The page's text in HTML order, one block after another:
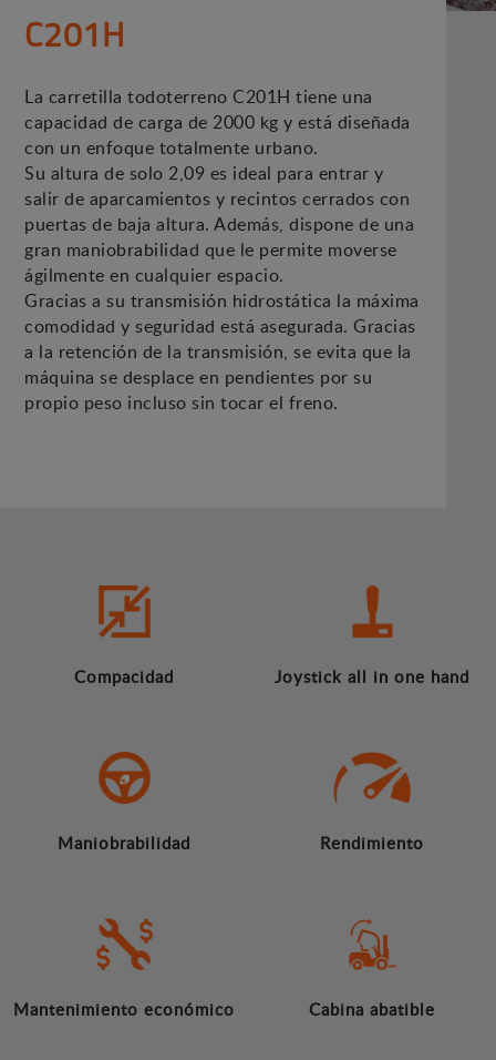
C201H
La carretilla todoterreno C201H tiene una
capacidad de carga de 2000 kg y está diseñada
con un enfoque totalmente urbano.
Su altura de solo 2,09 es ideal para entrar y
salir de aparcamientos y recintos cerrados con
puertas de baja altura. Además, dispone de una
gran maniobrabilidad que le permite moverse
ágilmente en cualquier espacio.
Gracias a su transmisión hidrostática la máxima
comodidad y seguridad está asegurada. Gracias
a la retención de la transmisión, se evita que la
máquina se desplace en pendientes por su
propio peso incluso sin tocar el freno.
Compacidad Joystick all in one hand
Maniobrabilidad Rendimiento
Mantenimiento económico Cabina abatible